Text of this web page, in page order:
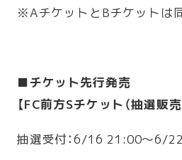
※AチケットとBチケットは
■チケット先行発売
【FC前方Sチケット（抽選販売
抽選受付：6/16 21:00〜6/